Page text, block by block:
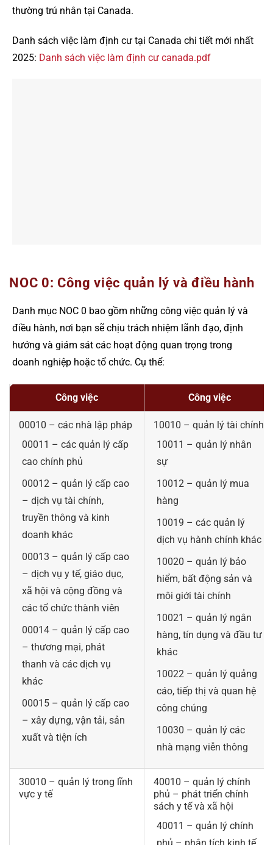
thường trú nhân tại Canada.
Danh sách việc làm định cư tại Canada chi tiết mới nhất
2025: Danh sách việc làm định cư canada.pdf
NOC 0: Công việc quản lý và điều hành
Danh mục NOC 0 bao gồm những công việc quản lý và
điều hành, nơi bạn sẽ chịu trách nhiệm lãnh đạo, định
hướng và giám sát các hoạt động quan trọng trong
doanh nghiệp hoặc tổ chức. Cụ thể:
Công việc Công việc
00010 – các nhà lập pháp
00011 – các quản lý cấp
cao chính phủ
00012 – quản lý cấp cao
– dịch vụ tài chính,
truyền thông và kinh
doanh khác
00013 – quản lý cấp cao
– dịch vụ y tế, giáo dục,
xã hội và cộng đồng và
các tổ chức thành viên
00014 – quản lý cấp cao
– thương mại, phát
thanh và các dịch vụ
khác
00015 – quản lý cấp cao
– xây dựng, vận tải, sản
xuất và tiện ích
10010 – quản lý tài chính
10011 – quản lý nhân
sự
10012 – quản lý mua
hàng
10019 – các quản lý
dịch vụ hành chính khác
10020 – quản lý bảo
hiểm, bất động sản và
môi giới tài chính
10021 – quản lý ngân
hàng, tín dụng và đầu tư
khác
10022 – quản lý quảng
cáo, tiếp thị và quan hệ
công chúng
10030 – quản lý các
nhà mạng viễn thông
30010 – quản lý trong lĩnh
vực y tế
40010 – quản lý chính
phủ – phát triển chính
sách y tế và xã hội
40011 – quản lý chính